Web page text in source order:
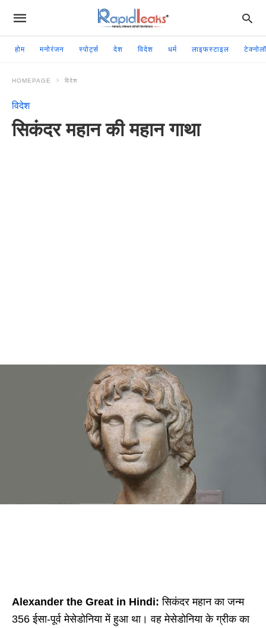
होम मनोरंजन स्पोर्ट्स देश विदेश धर्म लाइफस्टाइल
HOMEPAGE विदेश
विदेश
सिकंदर महान की महान गाथा
Alexander the Great in Hindi: सिकंदर महान का जन्म
356 ईसा-पूर्व मेसेडोनिया में हुआ था। वह मेसेडोनिया के ग्रीक का